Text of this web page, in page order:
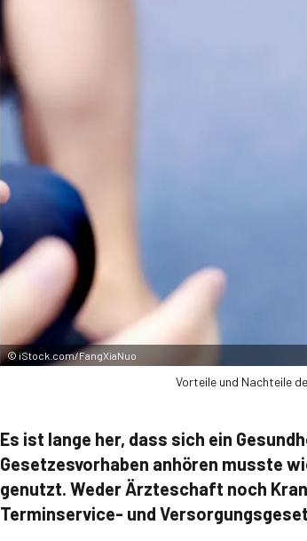
©iStock.com/FangXiaNuo
Vorteile und Nachteile
Es ist lange her, dass sich ein
Gesetzesvorhaben anhören musste
genutzt. Weder Ärzteschaft noch
Terminservice- und